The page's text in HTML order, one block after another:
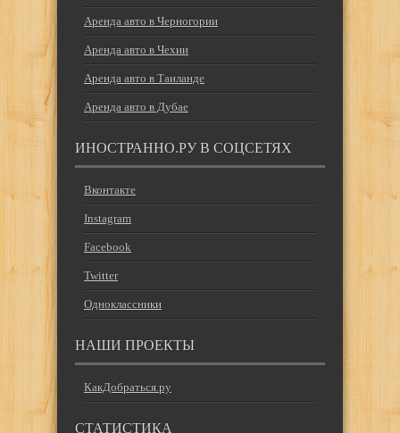
Аренда авто в Черногории
Аренда авто в Чехии
Аренда авто в Таиланде
Аренда авто в Дубае
ИНОСТРАННО.РУ В СОЦСЕТЯХ
Вконтакте
Instagram
Facebook
Twitter
Одноклассники
НАШИ ПРОЕКТЫ
КакДобраться.ру
СТАТИСТИКА